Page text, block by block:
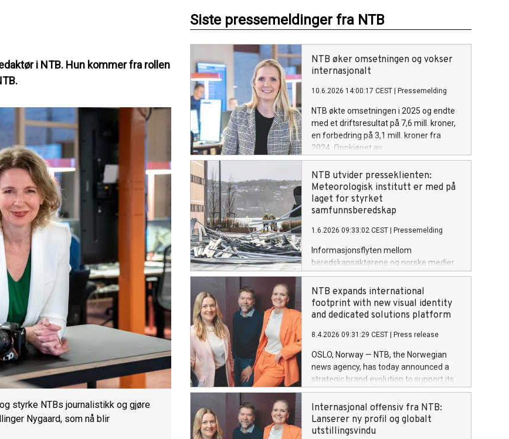
i NTB. Hun kommer fra rollen
styrke NTBs journalistikk og gjøre
Nygaard, som nå blir
Siste pressemeldinger fra NTB
NTB øker omsetningen og vokser
internasjonalt
10.6.2026 14:00:17 CEST Pressemelding
NTB økte omsetningen i 2025 og endte
med et driftsresultat på 7,6 mill. kroner,
en forbedring på 3,1 mill. kroner fra
2024. Oppkjøpet av
publiseringsplattformen Live Center og
satsingen på medieteknologi bærer
frukter.
NTB utvider presseklienten:
Meteorologisk institutt er med på
laget for styrket
samfunnsberedskap
1.6.2026 09:33:02 CEST Pressemelding
Informasjonsflyten mellom
beredskapsaktørene og norske medier
utvides ytterligere når Meteorologisk
institutt nå tar i bruk NTBs presseklient.
Dette sikrer at kritisk
samfunnsinformasjon når mediene
totalberedskapsåret 2026 og legger
av samfunnssikkerheten.
NTB expands international
footprint with new visual identity
and dedicated solutions platform
8.4.2026 09:31:29 CEST Press release
OSLO, Norway — NTB, the Norwegian
news agency, has today announced a
strategic brand evolution to support its
growing international operations. The
launch of a new visual identity and the
dedicated platform ntb.tech marks the
agency’s transition from a regional news
Internasjonal offensiv fra NTB:
Lanserer ny profil og globalt
utstillingsvindu